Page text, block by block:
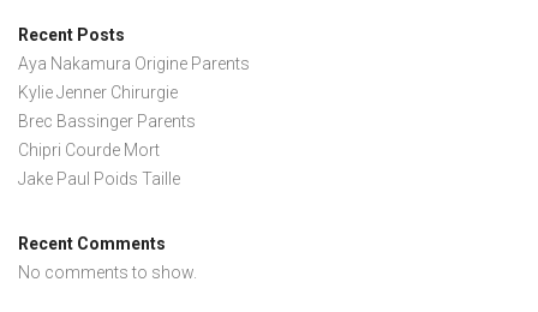
Recent Posts
Aya Nakamura Origine Parents
Kylie Jenner Chirurgie
Brec Bassinger Parents
Chipri Courde Mort
Jake Paul Poids Taille
Recent Comments
No comments to show.